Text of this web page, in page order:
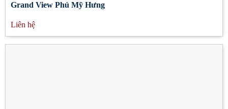
Grand View Phú Mỹ Hưng
Liên hệ